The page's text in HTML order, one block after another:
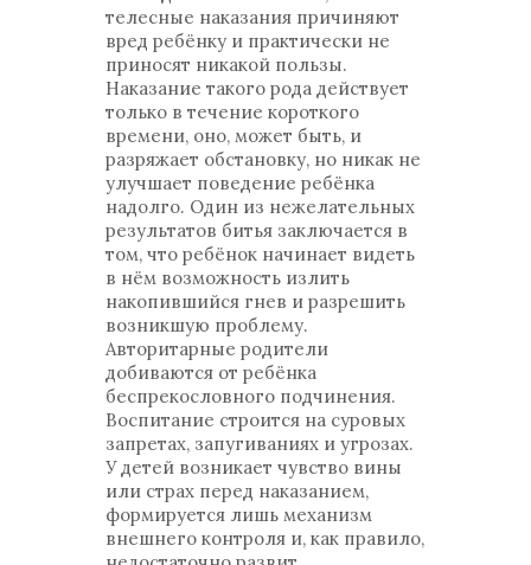
телесные наказания причиняют
вред ребёнку и практически не
приносят никакой пользы.
Наказание такого рода действует
только в течение короткого
времени, оно, может быть, и
разряжает обстановку, но никак не
улучшает поведение ребёнка
надолго. Один из нежелательных
результатов битья заключается в
том, что ребёнок начинает видеть
в нём возможность излить
накопившийся гнев и разрешить
возникшую проблему.
Авторитарные родители
добиваются от ребёнка
беспрекословного подчинения.
Воспитание строится на суровых
запретах, запугиваниях и угрозах.
У детей возникает чувство вины
или страх перед наказанием,
формируется лишь механизм
внешнего контроля и, как правило,